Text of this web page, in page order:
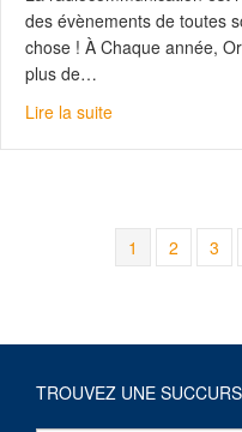
des évènements de toutes
chose ! À Chaque année,
plus de…
Lire la suiteabout La
1 2 3
TROUVEZ UNE